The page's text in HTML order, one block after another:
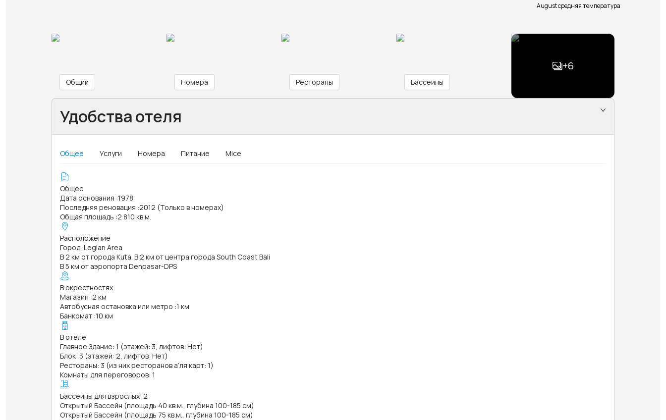
August средняя температура
Общий Номера Рестораны Бассейны
+6
Удобства отеля
Общее Услуги Номера Питание Mice
Общее
Дата основания :1978
Последняя реновация :2012 (Только в номерах)
Общая площадь :2 810 кв.м.
Расположение
Город :Legian Area
В 2 км от города Kuta. В 2 км от центра города South Coast Bali
В 5 км от аэропорта Denpasar-DPS
В окрестностях
Магазин :2 км
Автобусная остановка или метро :1 км
Банкомат :10 км
В отеле
Главное Здание: 1 (этажей: 3, лифтов: Нет)
Блок: 3 (этажей: 2, лифтов: Нет)
Рестораны: 3 (из них ресторанов а’ля карт: 1)
Комнаты для переговоров: 1
Бассейны для взрослых: 2
Открытый Бассейн (площадь 40 кв.м., глубина 100-185 см)
Открытый Бассейн (площадь 75 кв.м., глубина 100-185 см)